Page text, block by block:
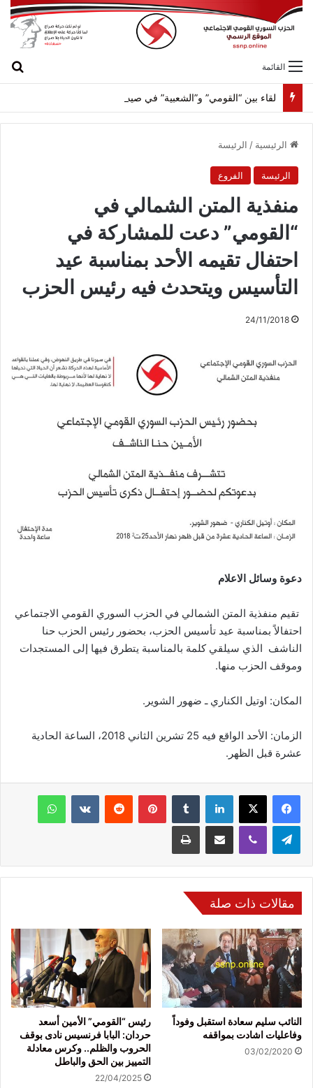
القائمة
الرئيسية / الرئيسة
الرئيسة الفروع
منفذية المتن الشمالي في
“القومي” دعت للمشاركة في
احتفال تقيمه الأحد بمناسبة عيد
التأسيس ويتحدث فيه رئيس الحزب
24/11/2018
دعوة وسائل الاعلام
تقيم منفذية المتن الشمالي في الحزب السوري القومي الاجتماعي
احتفالاً بمناسبة عيد تأسيس الحزب، بحضور رئيس الحزب حنا
الناشف الذي سيلقي كلمة بالمناسبة يتطرق فيها إلى المستجدات
وموقف الحزب منها.
المكان: اوتيل الكناري ـ ضهور الشوير.
الزمان: الأحد الواقع فيه 25 تشرين الثاني 2018، الساعة الحادية
عشرة قبل الظهر.
فيسبوك لينكدإن بينتيريست
مقالات ذات صلة
النائب سليم سعادة استقبل وفوداً
وفاعليات اشادت بمواقفه
03/02/2020
رئيس “القومي” الأمين أسعد
حردان: البابا فرنسيس نادى بوقف
الحروب والظلم.. وكرس معادلة
التمييز بين الحق والباطل
22/04/2025